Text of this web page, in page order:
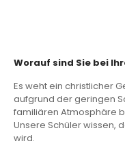
Worauf sind Sie bei
Es weht ein christlicher
aufgrund der geringen
familiären Atmosphäre
Unsere Schüler wissen,
wird.